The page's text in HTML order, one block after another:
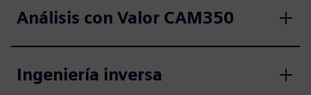
Análisis con Valor CAM350
Ingeniería inversa